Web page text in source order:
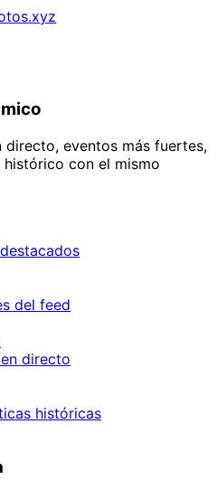
directo, eventos más fuertes,
con el mismo
del feed
directo
históricas